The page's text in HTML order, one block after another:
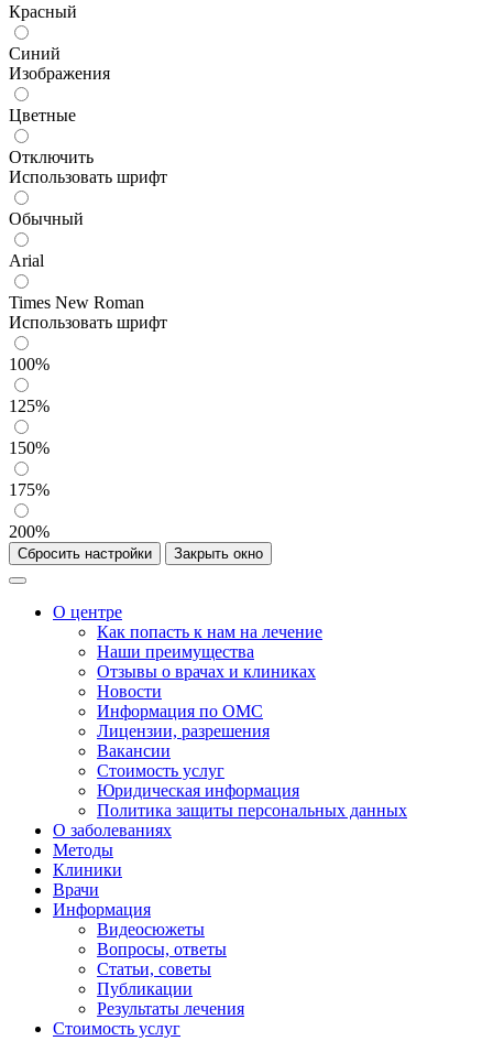
Красный
Синий
Изображения
Цветные
Отключить
Использовать шрифт
Обычный
Arial
Times New Roman
Использовать шрифт
100%
125%
150%
175%
200%
Сбросить настройки Закрыть окно
О центре
Как попасть к нам на лечение
Наши преимущества
Отзывы о врачах и клиниках
Новости
Информация по ОМС
Лицензии, разрешения
Вакансии
Стоимость услуг
Юридическая информация
Политика защиты персональных данных
О заболеваниях
Методы
Клиники
Врачи
Информация
Видеосюжеты
Вопросы, ответы
Статьи, советы
Публикации
Результаты лечения
Стоимость услуг